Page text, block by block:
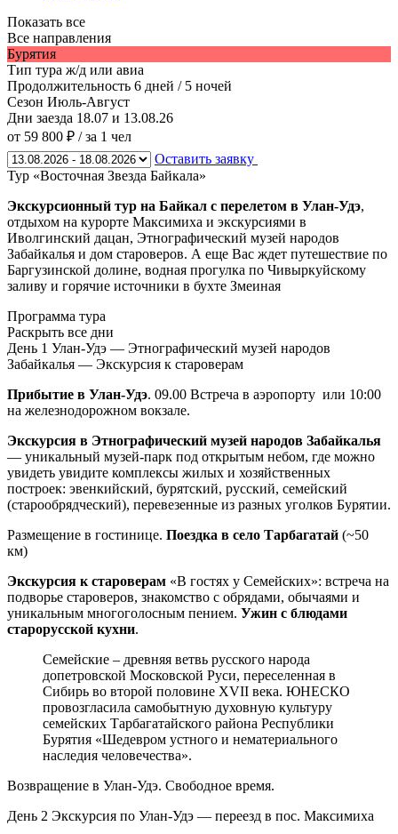
Показать все
Все направления
Бурятия
Тип тура ж/д или авиа
Продолжительность 6 дней / 5 ночей
Сезон Июль-Август
Дни заезда 18.07 и 13.08.26
от 59 800 ₽ / за 1 чел
Оставить заявку
Тур «Восточная Звезда Байкала»
Экскурсионный тур на Байкал с перелетом в Улан-Удэ,
отдыхом на курорте Максимиха и экскурсиями в
Иволгинский дацан, Этнографический музей народов
Забайкалья и дом староверов. А еще Вас ждет путешествие по
Баргузинской долине, водная прогулка по Чивыркуйскому
заливу и горячие источники в бухте Змеиная
Программа тура
Раскрыть все дни
День 1 Улан-Удэ — Этнографический музей народов
Забайкалья — Экскурсия к староверам
Прибытие в Улан-Удэ. 09.00 Встреча в аэропорту или 10:00
на железнодорожном вокзале.
Экскурсия в Этнографический музей народов Забайкалья
— уникальный музей-парк под открытым небом, где можно
увидеть увидите комплексы жилых и хозяйственных
построек: эвенкийский, бурятский, русский, семейский
(старообрядческий), перевезенные из разных уголков Бурятии.
Размещение в гостинице. Поездка в село Тарбагатай (~50
км)
Экскурсия к староверам «В гостях у Семейских»: встреча на
подворье староверов, знакомство с обрядами, обычаями и
уникальным многоголосным пением. Ужин с блюдами
старорусской кухни.
Семейские – древняя ветвь русского народа
допетровской Московской Руси, переселенная в
Сибирь во второй половине XVII века. ЮНЕСКО
провозгласила самобытную духовную культуру
семейских Тарбагатайского района Республики
Бурятия «Шедевром устного и нематериального
наследия человечества».
Возвращение в Улан-Удэ. Свободное время.
День 2 Экскурсия по Улан-Удэ — переезд в пос. Максимиха